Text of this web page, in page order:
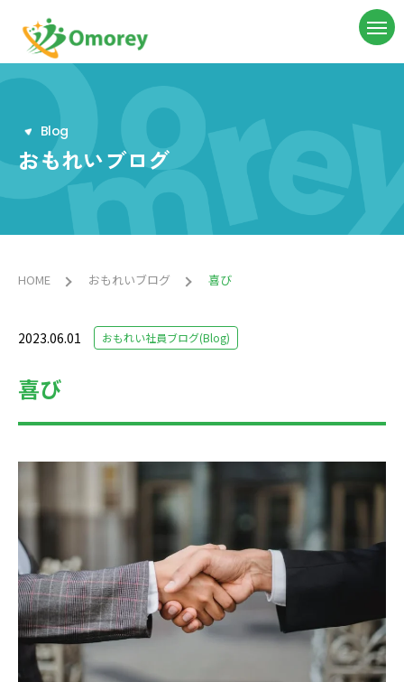
Blog
おもれいブログ
HOME おもれいブログ 喜び
2023.06.01 おもれい社員ブログ(Blog)
喜び